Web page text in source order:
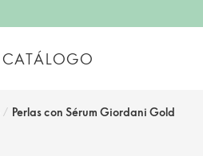
CATÁLOGO
/ Perlas con Sérum Giordani Gold